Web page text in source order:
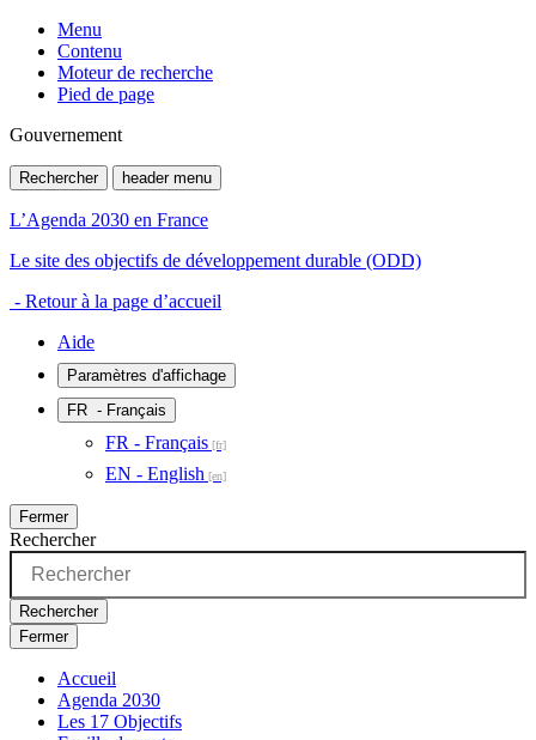
Menu
Contenu
Moteur de recherche
Pied de page
Gouvernement
Rechercher header menu
L’Agenda 2030 en France
Le site des objectifs de développement durable (ODD)
- Retour à la page d’accueil
Aide
Paramètres d'affichage
FR - Français
FR - Français
EN - English
Fermer
Rechercher
Rechercher
Fermer
Accueil
Agenda 2030
Les 17 Objectifs